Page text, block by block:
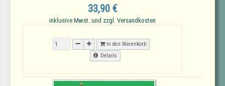
33,90 €
inklusive Mwst. und zzgl. Versandkosten
In den Warenkorb
Details